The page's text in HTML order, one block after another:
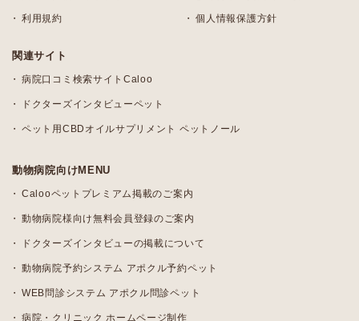
利用規約 個人情報保護方針
関連サイト
病院口コミ検索サイトCaloo
ドクターズインタビューペット
ペット用CBDオイルサプリメント ペットノール
動物病院向けMENU
Calooペットプレミアム掲載のご案内
動物病院様向け無料会員登録のご案内
ドクターズインタビューの掲載について
動物病院予約システム アポクル予約ペット
WEB問診システム アポクル問診ペット
病院・クリニック ホームページ制作